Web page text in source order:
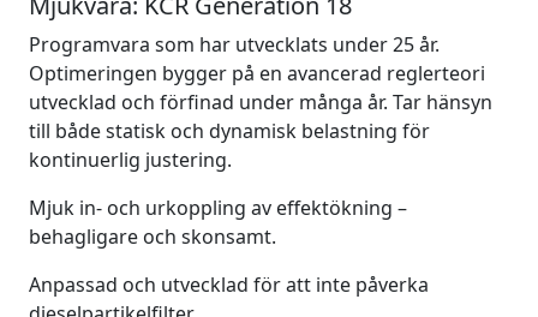
Programvara som har utvecklats under 25 år.
Optimeringen bygger på en avancerad reglerteori
utvecklad och förfinad under många år. Tar hänsyn
till både statisk och dynamisk belastning för
kontinuerlig justering.
Mjuk in- och urkoppling av effektökning –
behagligare och skonsamt.
Anpassad och utvecklad för att inte påverka